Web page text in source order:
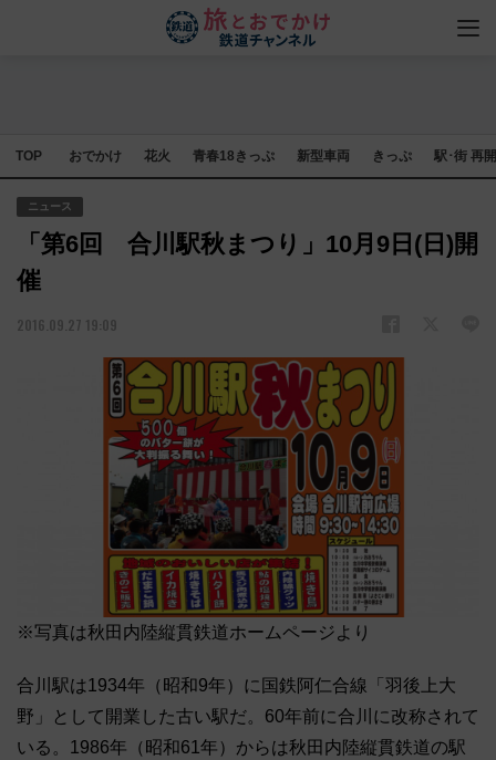
TOP おでかけ 花火 青春18きっぷ 新型車両 きっぷ 駅･街 再
ニュース
「第6回 合川駅秋まつり」10月9日(日)開
催
2016.09.27 19:09
※写真は秋田内陸縦貫鉄道ホームページより
合川駅は1934年（昭和9年）に国鉄阿仁合線「羽後上大
野」として開業した古い駅だ。60年前に合川に改称されて
いる。1986年（昭和61年）からは秋田内陸縦貫鉄道の駅